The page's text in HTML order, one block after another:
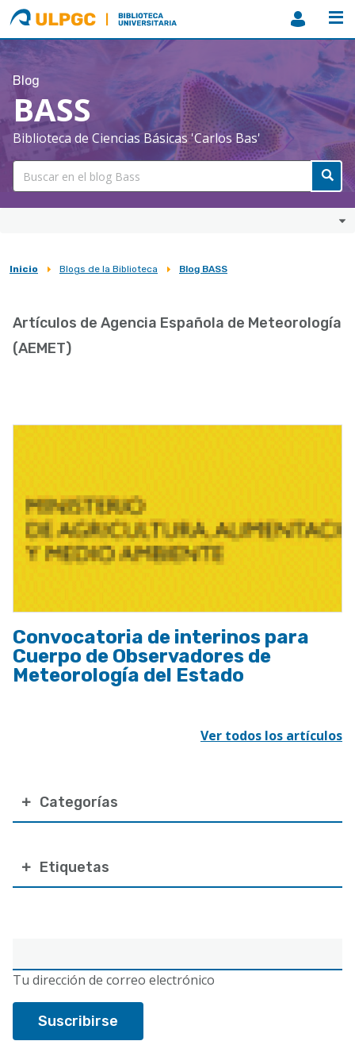
ULPGC
Biblioteca
ULPGC
Blog
BASS
Biblioteca de Ciencias Básicas 'Carlos Bas'
Sobrescribir
de
ayuda
navegación
Inicio Blogs de la Biblioteca Blog BASS
electrónico
Tu dirección de correo electrónico
Categorías
Etiquetas
Artículos de Agencia Española de Meteorología
(AEMET)
Convocatoria de interinos para
Cuerpo de Observadores de
Meteorología del Estado
Ver todos los artículos